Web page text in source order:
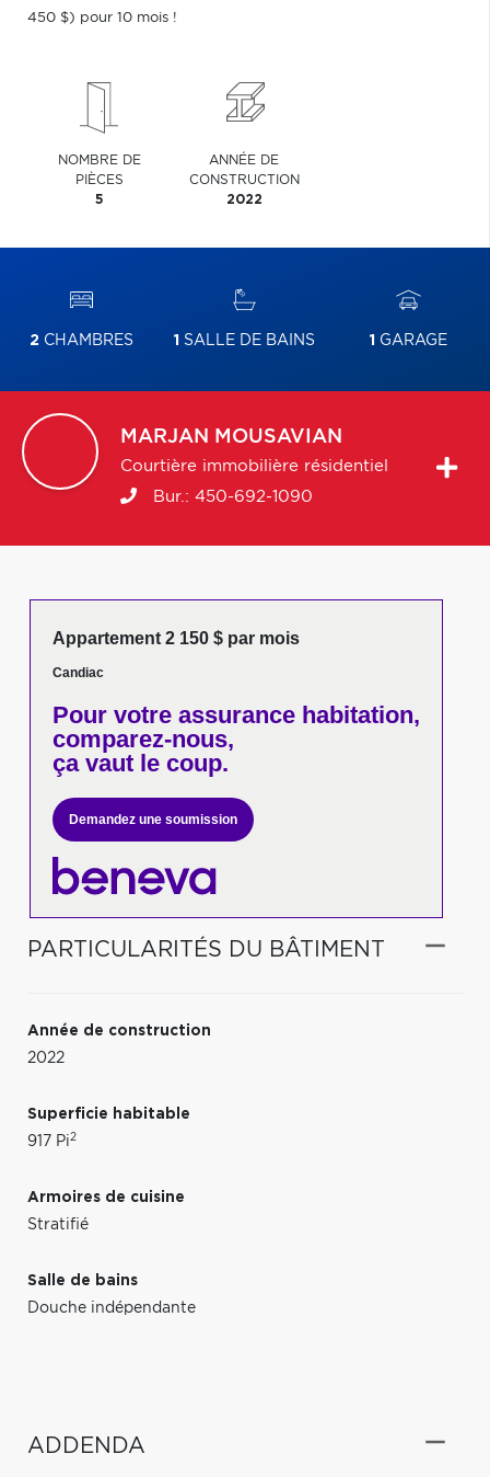
450 $) pour 10 mois !
NOMBRE DE
PIÈCES
5
ANNÉE DE
CONSTRUCTION
2022
2 CHAMBRES 1 SALLE DE BAINS 1 GARAGE
MARJAN MOUSAVIAN
Courtière immobilière résidentiel
Bur.: 450-692-1090
Appartement 2 150 $ par mois
Candiac
Pour votreassurance habitation,
comparez-nous,
ça vaut le coup.
Demandez une soumission
PARTICULARITÉS DU BÂTIMENT
Année de construction
2022
Superficie habitable
917 Pi2
Armoires de cuisine
Stratifié
Salle de bains
Douche indépendante
ADDENDA